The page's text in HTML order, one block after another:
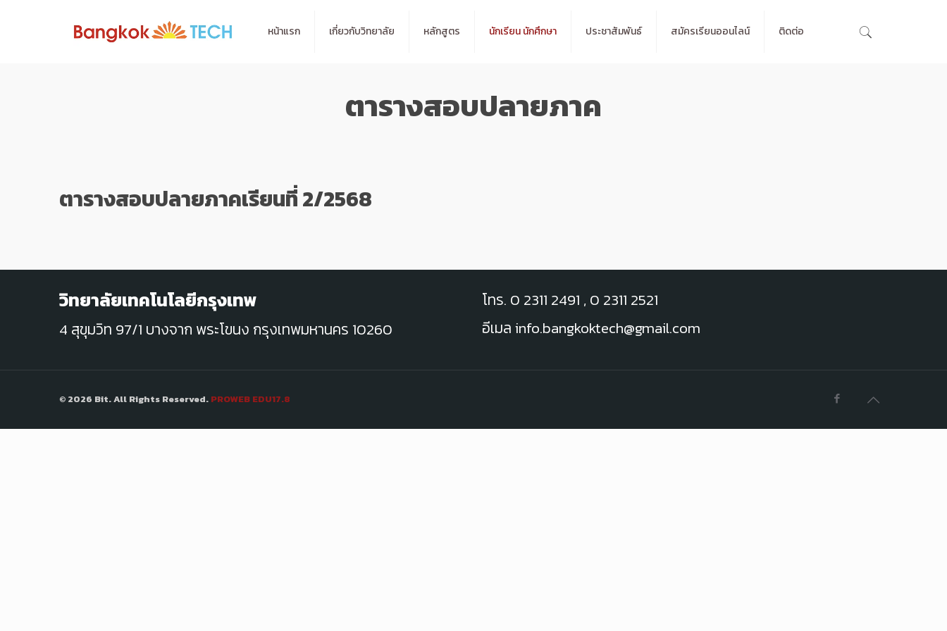
หน้าแรก เกี่ยวกับวิทยาลัย หลักสูตร นักเรียน นักศึกษา ประชาสัมพันธ์ สมัครเรียนออนไลน์ ติดต่อ
ตารางสอบปลายภาค
ตารางสอบปลายภาคเรียนที่ 2/2568
วิทยาลัยเทคโนโลยีกรุงเทพ
4 สุขุมวิท 97/1 บางจาก พระโขนง กรุงเทพมหานคร 10260
โทร. 0 2311 2491 , 0 2311 2521
อีเมล info.bangkoktech@gmail.com
© 2026 Bit. All Rights Reserved. PROWEB EDU17.8